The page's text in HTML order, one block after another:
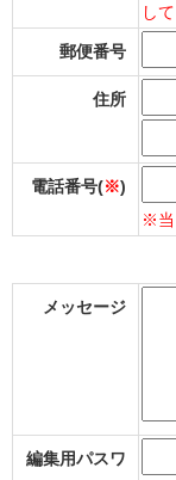
し
郵便番号
住所
電話番号(※)
※当
メッセージ
編集用パスワ